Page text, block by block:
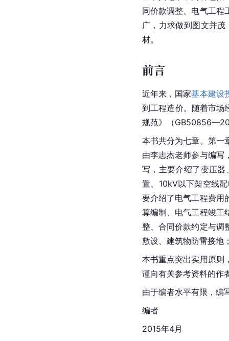
同价款调整、电气工程
广，力求做到图文并
材。
前言
近年来，国家基本建设
到工程造价。随着市
规范》（
本书共分为七章。第一
由李志杰老师参与编写
写，主要介绍了变压
置、10kV以下架空线
要介绍了电气工程费用
算编制、电气工程竣工
整、合同价款约定与调
敷设、建筑物防雷接地
本书重点突出实用原则
谨向有关参考资料的作
由于编者水平有限，编
编者
2015年4月